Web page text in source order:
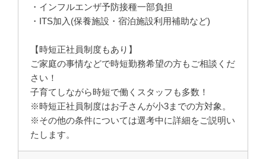
・インフルエンザ予防接種一部負担
・ITS加入(保養施設・宿泊施設利用補助など)
【時短正社員制度もあり】
ご家庭の事情などで時短勤務希望の方もご相談くだ
さい！
子育てしながら時短で働くスタッフも多数！
※時短正社員制度はお子さんが小3までの方対象。
※その他の条件については選考中に詳細をご説明い
たします。